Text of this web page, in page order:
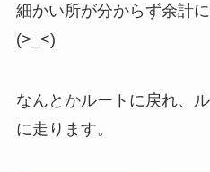
細かい所が分からず余計
(>_<)
なんとかルートに戻れ、
に走ります。